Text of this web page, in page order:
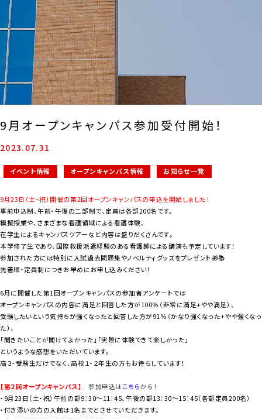
9月オープンキャンパス参加受付開始！
2023.07.31
イベント情報 オープンキャンパス情報 お知らせ一覧
9月23日（土・祝）開催の第2回オープンキャンパスの申込を開始しました！
事前申込制、午前・午後の二部制で、定員は各部200名です。
模擬授業や、さまざまな看護領域による看護体験、
在学生によるキャンパスツアーなど内容は盛りだくさんです。
本学修了生であり、国際救援派遣経験のある看護師による講演も予定しています！
参加された方には特別に入試過去問題集やノベルティグッズをプレゼント🎁📚
先着順・定員制につきお早めにお申し込みください！
6月に開催した第1回オープンキャンパスの参加者アンケートでは
オープンキャンパスの内容に満足と回答した方が100％（非常に満足+やや満足）、
受験したいという気持ちが強くなったと回答した方が91％（かなり強くなった+やや強くなっ
た）、
「聞きたいことが聞けてよかった」「実際に体験できて楽しかった」
というような感想をいただいています。
高３・受験生だけでなく、高校１・２年生の方もお待ちしています！
【第２回オープンキャンパス】参加申込はこちらから！
・9月23日（土・祝）午前の部9：30～11：45、午後の部13：30～15：45（各部定員200名）
・付き添いの方の入館は1名までとさせていただきます。